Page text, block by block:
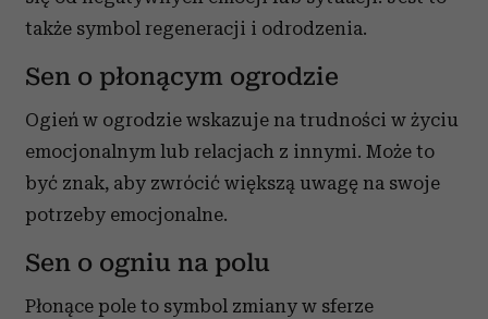
także symbol regeneracji i odrodzenia.
Sen o płonącym ogrodzie
Ogień w ogrodzie wskazuje na trudności w życiu
emocjonalnym lub relacjach z innymi. Może to
być znak, aby zwrócić większą uwagę na swoje
potrzeby emocjonalne.
Sen o ogniu na polu
Płonące pole to symbol zmiany w sferze